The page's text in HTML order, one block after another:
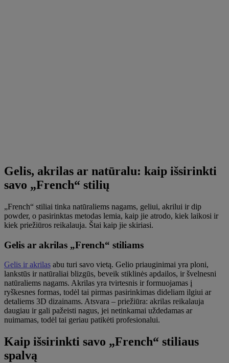
Gelis, akrilas ar natūralu: kaip išsirinkti
savo „French“ stilių
„French“ stiliai tinka natūraliems nagams, geliui, akrilui ir dip
powder, o pasirinktas metodas lemia, kaip jie atrodo, kiek laikosi ir
kiek priežiūros reikalauja. Štai kaip jie skiriasi.
Gelis ar akrilas „French“ stiliams
Gelis ir akrilas abu turi savo vietą. Gelio priauginimai yra ploni,
lankstūs ir natūraliai blizgūs, beveik stiklinės apdailos, ir švelnesni
natūraliems nagams. Akrilas yra tvirtesnis ir formuojamas į
ryškesnes formas, todėl tai pirmas pasirinkimas dideliam ilgiui ar
detaliems 3D dizainams. Atsvara – priežiūra: akrilas reikalauja
daugiau ir gali pažeisti nagus, jei netinkamai uždedamas ar
nuimamas, todėl tai geriau patikėti profesionalui.
Kaip išsirinkti savo „French“ stiliaus
spalvą